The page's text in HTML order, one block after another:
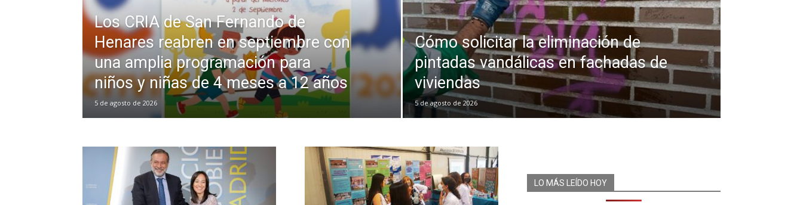
Los CRIA de San Fernando de
Henares reabren en septiembre con
una amplia programación para
niños y niñas de 4 meses a 12 años
5 de agosto de 2026
Cómo solicitar la eliminación de
pintadas vandálicas en fachadas de
viviendas
5 de agosto de 2026
LO MÁS LEÍDO HOY